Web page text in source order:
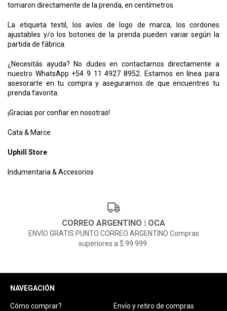
tomaron directamente de la prenda, en centímetros.
La etiqueta textil, los avíos de logo de marca, los cordones
ajustables y/o los botones de la prenda pueden variar según la
partida de fábrica.
¿Necesitás ayuda? No dudes en contactarnos directamente a
nuestro WhatsApp +54 9 11 4927 8952. Estamos en línea para
asesorarte en tu compra y asegurarnos de que encuentres tu
prenda favorita.
¡Gracias por confiar en nosotras!
Cata & Marce
Uphill Store
Indumentaria & Accesorios
CORREO ARGENTINO | OCA
ENVÍO GRATIS PUNTO CORREO ARGENTINO Compras
superiores a $ 99.999.
NAVEGACIÓN
Cómo comprar? Envío y retiro de compras